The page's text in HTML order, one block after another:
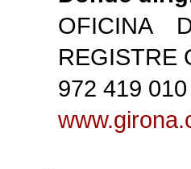
OFICINA
REGISTRE
972 419 010